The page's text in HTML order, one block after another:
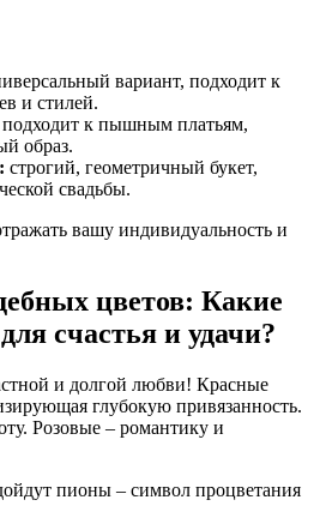
вариант, подходит к
и стилей.
подходит к пышным платьям,
образ.
строгий, геометричный букет,
свадьбы.
вашу индивидуальность и
цветов: Какие
счастья и удачи?
и долгой любви! Красные
глубокую привязанность.
Розовые – романтику и
пионы – символ процветания